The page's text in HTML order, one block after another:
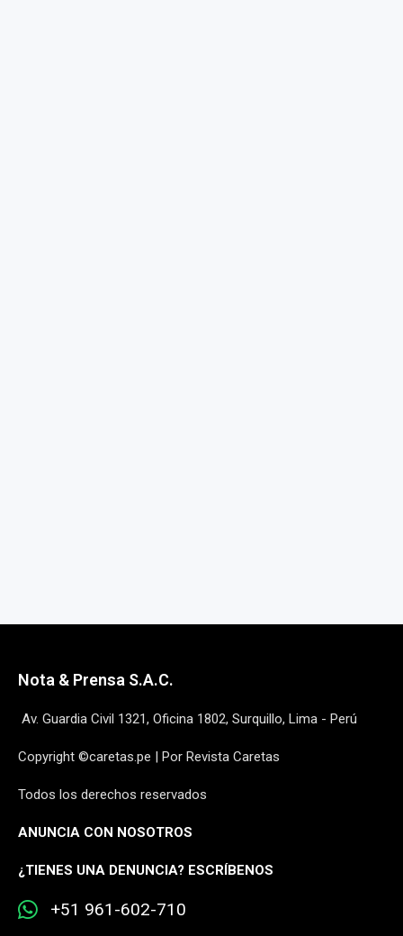
Nota & Prensa S.A.C.
Av. Guardia Civil 1321, Oficina 1802, Surquillo, Lima - Perú
Copyright ©caretas.pe | Por Revista Caretas
Todos los derechos reservados
ANUNCIA CON NOSOTROS
¿TIENES UNA DENUNCIA? ESCRÍBENOS
+51 961-602-710